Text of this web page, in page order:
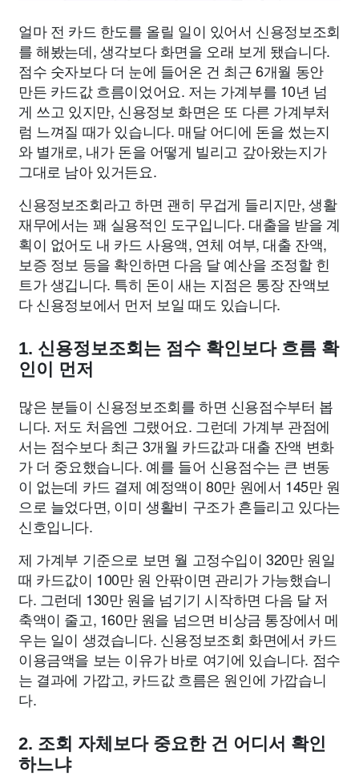
얼마 전 카드 한도를 올릴 일이 있어서 신용정보조회
를 해봤는데, 생각보다 화면을 오래 보게 됐습니다.
점수 숫자보다 더 눈에 들어온 건 최근 6개월 동안
만든 카드값 흐름이었어요. 저는 가계부를 10년 넘
게 쓰고 있지만, 신용정보 화면은 또 다른 가계부처
럼 느껴질 때가 있습니다. 매달 어디에 돈을 썼는지
와 별개로, 내가 돈을 어떻게 빌리고 갚아왔는지가
그대로 남아 있거든요.
신용정보조회라고 하면 괜히 무겁게 들리지만, 생활
재무에서는 꽤 실용적인 도구입니다. 대출을 받을 계
획이 없어도 내 카드 사용액, 연체 여부, 대출 잔액,
보증 정보 등을 확인하면 다음 달 예산을 조정할 힌
트가 생깁니다. 특히 돈이 새는 지점은 통장 잔액보
다 신용정보에서 먼저 보일 때도 있습니다.
1. 신용정보조회는 점수 확인보다 흐름 확
인이 먼저
많은 분들이 신용정보조회를 하면 신용점수부터 봅
니다. 저도 처음엔 그랬어요. 그런데 가계부 관점에
서는 점수보다 최근 3개월 카드값과 대출 잔액 변화
가 더 중요했습니다. 예를 들어 신용점수는 큰 변동
이 없는데 카드 결제 예정액이 80만 원에서 145만 원
으로 늘었다면, 이미 생활비 구조가 흔들리고 있다는
신호입니다.
제 가계부 기준으로 보면 월 고정수입이 320만 원일
때 카드값이 100만 원 안팎이면 관리가 가능했습니
다. 그런데 130만 원을 넘기기 시작하면 다음 달 저
축액이 줄고, 160만 원을 넘으면 비상금 통장에서 메
우는 일이 생겼습니다. 신용정보조회 화면에서 카드
이용금액을 보는 이유가 바로 여기에 있습니다. 점수
는 결과에 가깝고, 카드값 흐름은 원인에 가깝습니
다.
2. 조회 자체보다 중요한 건 어디서 확인
하느냐